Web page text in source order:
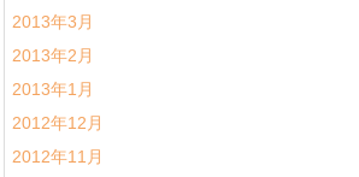
2013年3月
2013年2月
2013年1月
2012年12月
2012年11月